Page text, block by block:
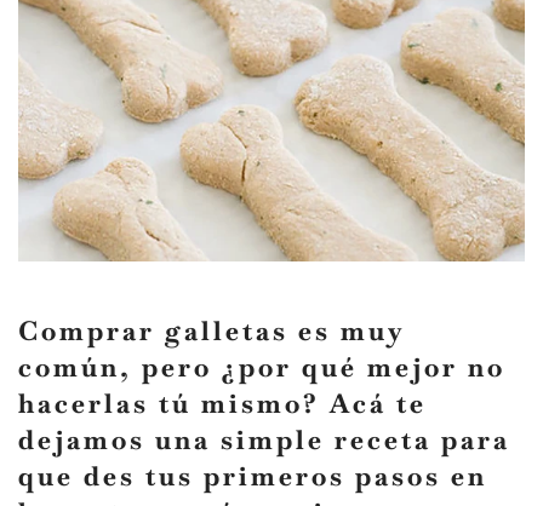
Comprar galletas es muy
común, pero ¿por qué mejor no
hacerlas tú mismo? Acá te
dejamos una simple receta para
que des tus primeros pasos en